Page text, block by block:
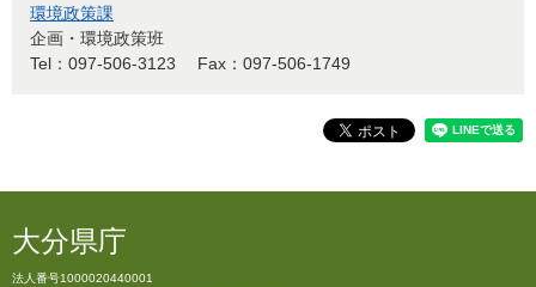
環境政策課
企画・環境政策班
Tel：097-506-3123
Fax：097-506-1749
大分県庁
法人番号1000020440001